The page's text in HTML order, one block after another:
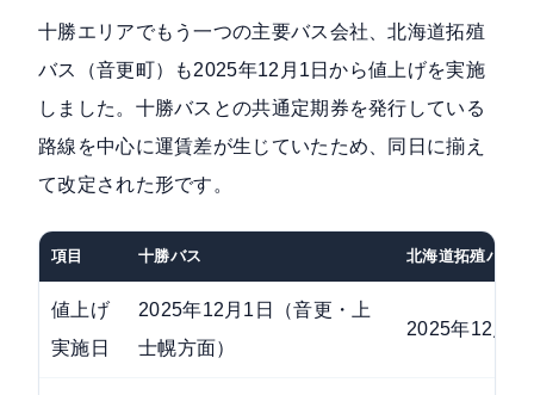
十勝エリアでもう一つの主要バス会社、北海道拓殖
バス（音更町）も2025年12月1日から値上げを実施
しました。十勝バスとの共通定期券を発行している
路線を中心に運賃差が生じていたため、同日に揃え
て改定された形です。
項目 十勝バス 北海道拓殖バス
値上げ
実施日
2025年12月1日（音更・上
士幌方面）
2025年12月1